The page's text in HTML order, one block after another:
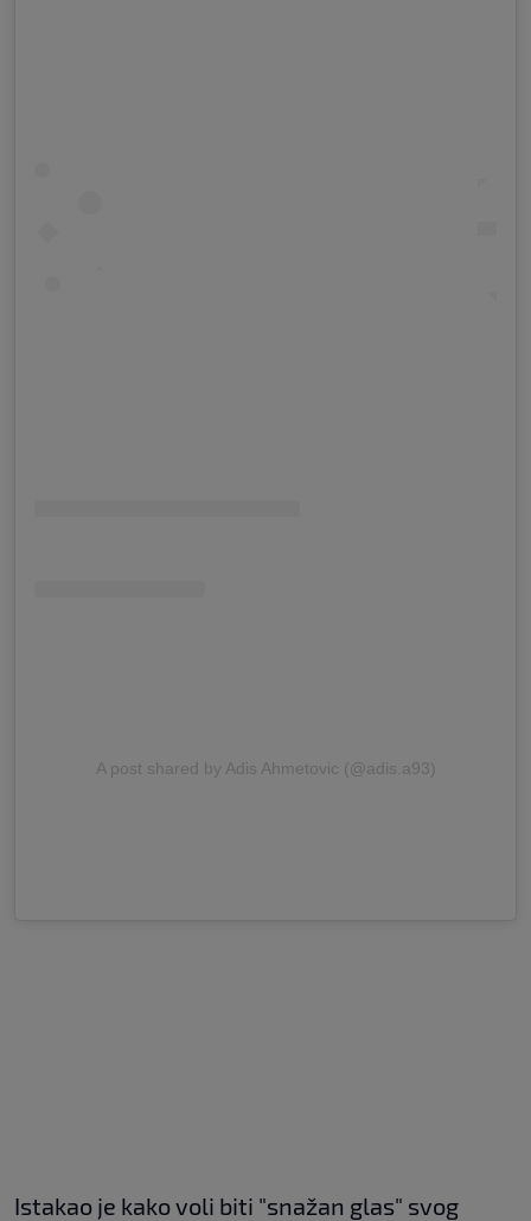
A post shared by Adis Ahmetovic (@adis.a93)
Istakao je kako voli biti "snažan glas" svog